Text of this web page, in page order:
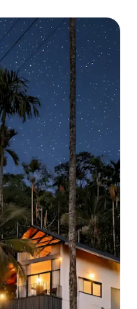
appréciés